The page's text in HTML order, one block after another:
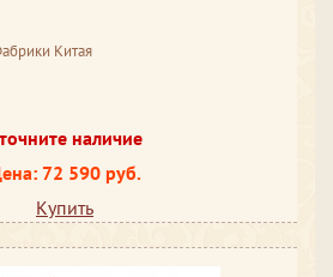
Китая
наличие
72 590 руб.
Купить